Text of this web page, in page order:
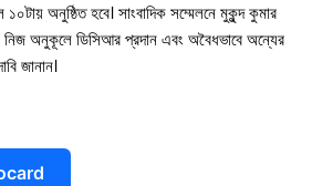
অনুষ্ঠিত হবে। সাংবাদিক সম্মেলনে মুকুন্দ কুমার
নিজ অনুকূলে ডিসিআর প্রদান এবং অবৈধভাবে অন্যের
জানান।